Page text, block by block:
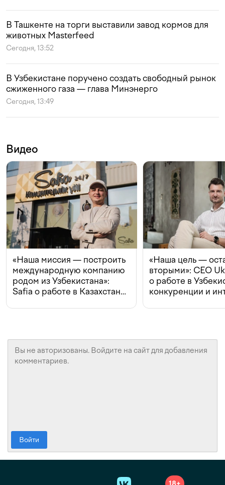
В Ташкенте на торги выставили завод кормов для
животных Masterfeed
Сегодня, 13:52
В Узбекистане поручено создать свободный рынок
сжиженного газа — глава Минэнерго
Сегодня, 13:49
Видео
«Наша миссия — построить
международную компанию
родом из Узбекистана»:
Safia о работе в Казахстане,
«Наша цель —
вторыми»: CEO
о работе в
конкуренции и
Войти